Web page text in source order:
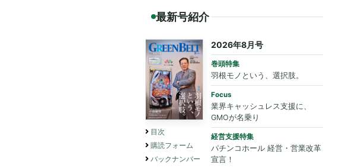
最新号紹介
目次
購読フォーム
バックナンバー
2026年8月号
巻頭特集
羽根モノという、選択肢。
Focus
業界キャッシュレス支援に、
GMOが名乗り
経営支援特集
パチンコホール 経営・営業改革
宣言！